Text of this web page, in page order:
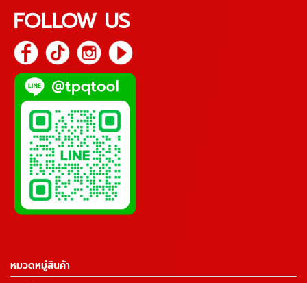
FOLLOW US
หมวดหมู่สินค้า